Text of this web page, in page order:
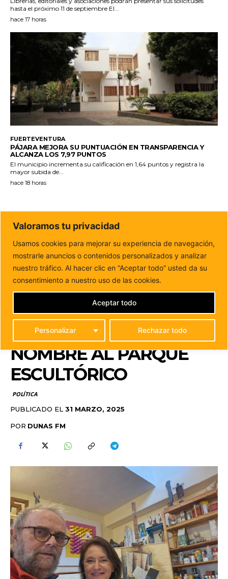
hasta el próximo 11 de septiembre El...
hace 17 horas
FUERTEVENTURA
PÁJARA MEJORA SU PUNTUACIÓN EN TRANSPARENCIA Y
ALCANZA LOS 7,97 PUNTOS
El municipio incrementa su calificación en 1,64 puntos y registra la
mayor subida de...
hace 18 horas